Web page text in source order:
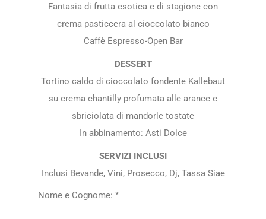
Fantasia di frutta esotica e di stagione con
crema pasticcera al cioccolato bianco
Caffè Espresso-Open Bar
DESSERT
Tortino caldo di cioccolato fondente Kallebaut
su crema chantilly profumata alle arance e
sbriciolata di mandorle tostate
In abbinamento: Asti Dolce
SERVIZI INCLUSI
Inclusi Bevande, Vini, Prosecco, Dj, Tassa Siae
Nome e Cognome: *